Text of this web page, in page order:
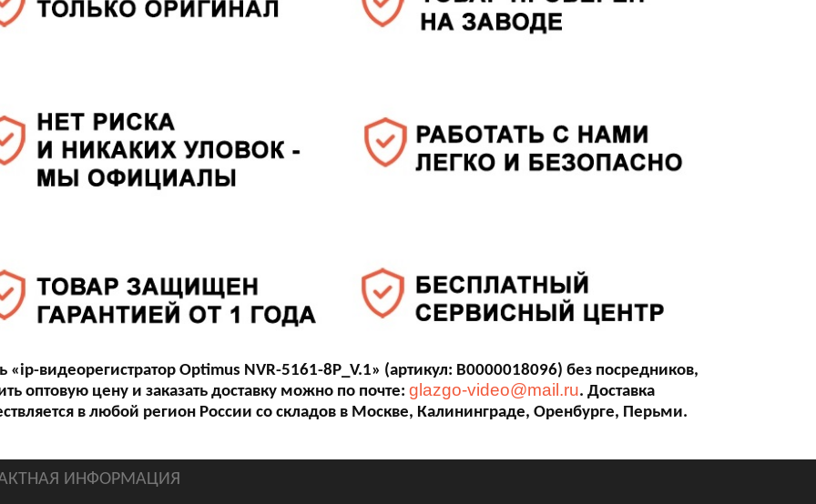
«ip-видеорегистратор Optimus NVR-5161-8P_V.1» (артикул: В0000018096) без посредников,
оптовую цену и заказать доставку можно по почте: glazgo-video@mail.ru. Доставка
в любой регион России со складов в Москве, Калининграде, Оренбурге, Перьми.
ИНФОРМАЦИЯ